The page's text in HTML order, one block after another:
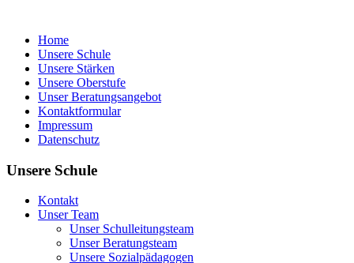
Home
Unsere Schule
Unsere Stärken
Unsere Oberstufe
Unser Beratungsangebot
Kontaktformular
Impressum
Datenschutz
Unsere Schule
Kontakt
Unser Team
Unser Schulleitungsteam
Unser Beratungsteam
Unsere Sozialpädagogen